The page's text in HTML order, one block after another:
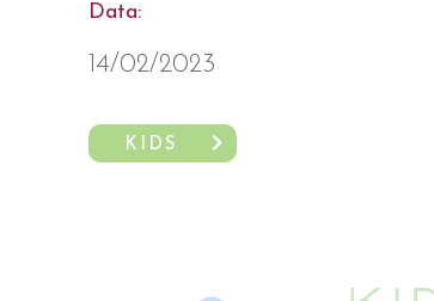
Data:
14/02/2023
KIDS